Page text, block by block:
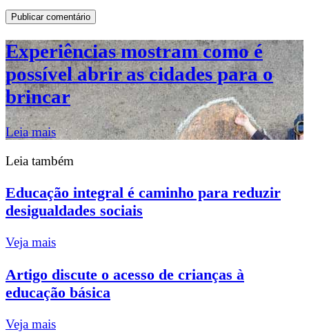
Experiências mostram como é
possível abrir as cidades para o
brincar
Leia mais
Leia também
Educação integral é caminho para reduzir
desigualdades sociais
Veja mais
Artigo discute o acesso de crianças à
educação básica
Veja mais